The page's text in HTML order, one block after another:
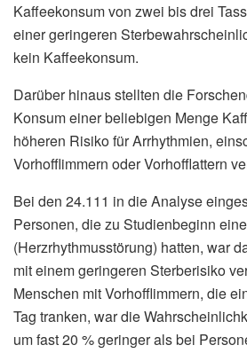
Kaffeekonsum von zwei bis drei
einer geringeren
kein Kaffeekonsum.
Darüber hinaus stellten die
Konsum einer beliebigen Menge
höheren Risiko für Arrhythmien,
Vorhofflimmern oder Vorhofflattern
Bei den 24.111 in die Analyse
Personen, die zu Studienbeginn
(Herzrhythmusstörung) hatten, war
mit einem geringeren Sterberisiko
Menschen mit Vorhofflimmern, die
Tag tranken, war die
um fast 20 % geringer als bei